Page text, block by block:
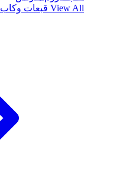
View All قبعات وكاب